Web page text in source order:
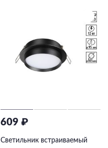
609 ₽
Светильник встраиваемый